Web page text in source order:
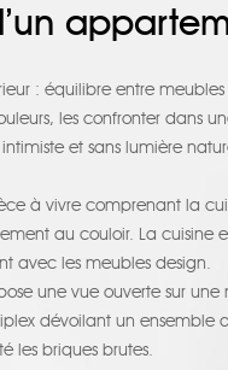
: équilibre entre
les confronter dans
et sans lumière
à vivre comprenant la
au couloir. La
avec les meubles design.
une vue ouverte sur une
dévoilant un
les briques brutes.